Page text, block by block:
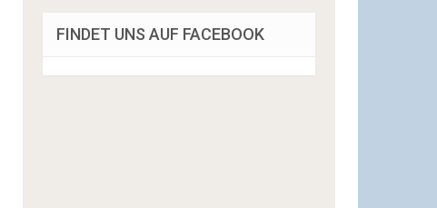
FINDET UNS AUF FACEBOOK